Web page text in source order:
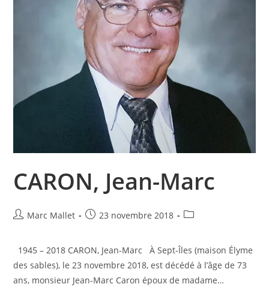
CARON, Jean-Marc
Auteur/autrice
publication :
Marc Mallet
Publication
23 novembre 2018
Post
1945 – 2018 CARON, Jean-Marc À Sept-Îles (maison Élyme
des sables), le 23 novembre 2018, est décédé à l’âge de 73
ans, monsieur Jean-Marc Caron époux de madame…